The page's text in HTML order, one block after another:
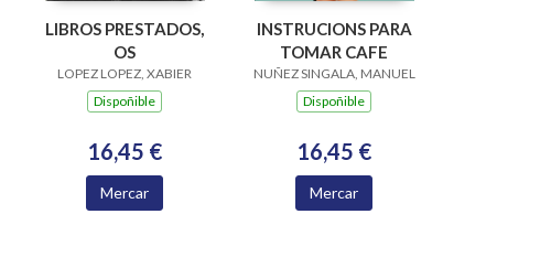
LIBROS PRESTADOS,
OS
LOPEZ LOPEZ, XABIER
Dispoñible
16,45 €
Mercar
INSTRUCIONS PARA
TOMAR CAFE
NUÑEZ SINGALA, MANUEL
Dispoñible
16,45 €
Mercar